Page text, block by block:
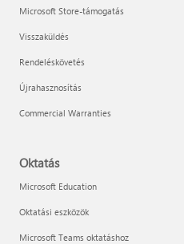
Microsoft Store-támogatás
Visszaküldés
Rendeléskövetés
Újrahasznosítás
Commercial Warranties
Oktatás
Microsoft Education
Oktatási eszközök
Microsoft Teams oktatáshoz